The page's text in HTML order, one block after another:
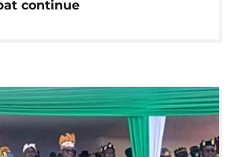
continue